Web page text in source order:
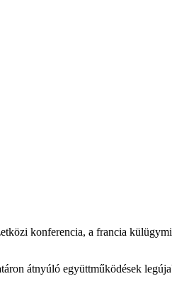
konferencia, a francia
átnyúló együttműködések